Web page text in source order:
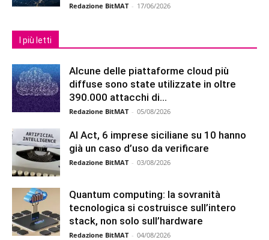
Redazione BitMAT - 17/06/2026
I più letti
Alcune delle piattaforme cloud più
diffuse sono state utilizzate in oltre
390.000 attacchi di...
Redazione BitMAT - 05/08/2026
AI Act, 6 imprese siciliane su 10 hanno
già un caso d’uso da verificare
Redazione BitMAT - 03/08/2026
Quantum computing: la sovranità
tecnologica si costruisce sull’intero
stack, non solo sull’hardware
Redazione BitMAT - 04/08/2026